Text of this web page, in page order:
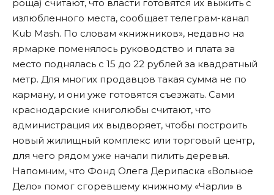
роща) считают, что власти готовятся их выжить с
излюбленного места, сообщает телеграм-канал
Kub Mash. По словам «книжников», недавно на
ярмарке поменялось руководство и плата за
место поднялась с 15 до 22 рублей за квадратный
метр. Для многих продавцов такая сумма не по
карману, и они уже готовятся съезжать. Сами
краснодарские книголюбы считают, что
администрация их выдворяет, чтобы построить
новый жилищный комплекс или торговый центр,
для чего рядом уже начали пилить деревья.
Напомним, что Фонд Олега Дерипаска «Вольное
Дело» помог сгоревшему книжному «Чарли» в